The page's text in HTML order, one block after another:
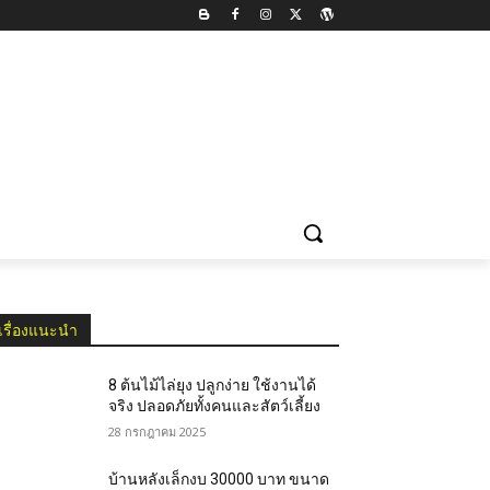
เรื่องแนะนำ
8 ต้นไม้ไล่ยุง ปลูกง่าย ใช้งานได้
จริง ปลอดภัยทั้งคนและสัตว์เลี้ยง
28 กรกฎาคม 2025
บ้านหลังเล็กงบ 30000 บาท ขนาด